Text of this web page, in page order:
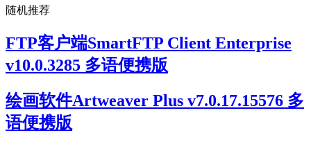
随机推荐
FTP客户端SmartFTP Client Enterprise
v10.0.3285 多语便携版
绘画软件Artweaver Plus v7.0.17.15576 多
语便携版